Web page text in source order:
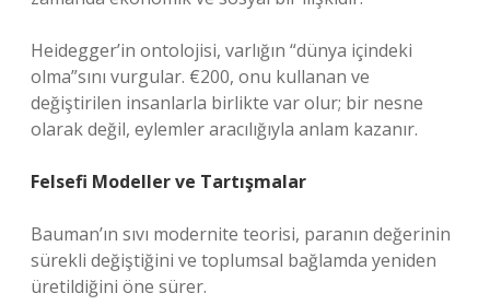
Heidegger’in ontolojisi, varlığın “dünya içindeki
olma”sını vurgular. €200, onu kullanan ve
değiştirilen insanlarla birlikte var olur; bir nesne
olarak değil, eylemler aracılığıyla anlam kazanır.
Felsefi Modeller ve Tartışmalar
Bauman’ın sıvı modernite teorisi, paranın değerinin
sürekli değiştiğini ve toplumsal bağlamda yeniden
üretildiğini öne sürer.